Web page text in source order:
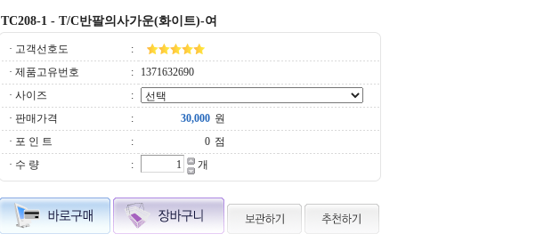
TC208-1 - T/C반팔의사가운(화이트)-여
· 고객선호도
:
· 제품고유번호
:
1371632690
· 사이즈
:
· 판매가격
:
원
· 포 인 트
:
점
· 수 량
: 개